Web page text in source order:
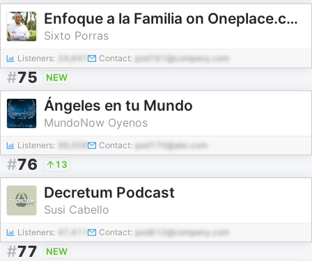
Enfoque a la Familia on Oneplace.com
Sixto Porras
Listeners: 24,641 Contact: pod161@company.com
#75 NEW
Ángeles en tu Mundo
MundoNow Oyenos
Listeners: Contact: pod170@abc.com
#76 13
Decretum Podcast
Susi Cabello
Listeners: 47,411 Contact: pod612@company.com
#77 NEW